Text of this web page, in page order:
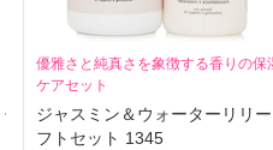
優雅さと純真さを象徴する香りの保
ケアセット
ジャスミン＆ウォーターリリ
フトセット 1345